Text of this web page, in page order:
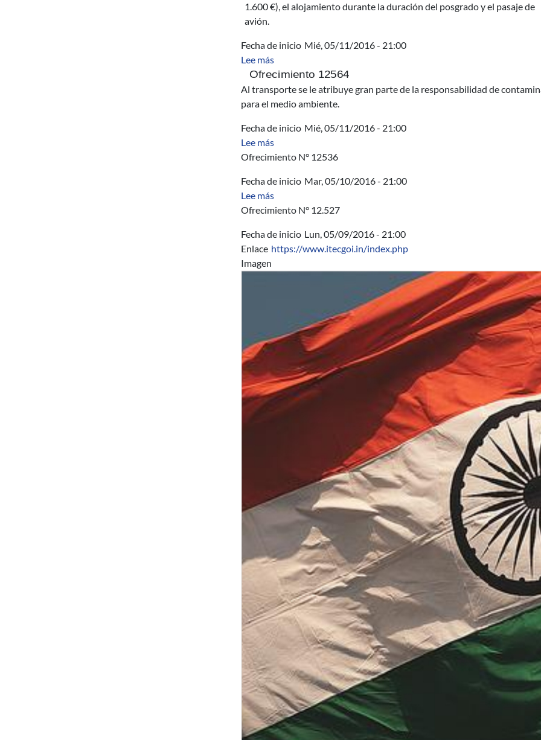
1.600 €), el alojamiento durante la duración del posgrado y el pasaje de
avión.
Fecha de inicio Mié, 05/11/2016 - 21:00
Lee mássobre AUCI - Sistemas de Transporte Urbano Sostenibles -
Ofrecimiento 12564
Al transporte se le atribuye gran parte de la responsabilidad de
para el medio ambiente.
Fecha de inicio Mié, 05/11/2016 - 21:00
Lee mássobre AUCI - IPD Programa Académico 2016 en Suiza
Ofrecimiento N° 12536
Fecha de inicio Mar, 05/10/2016 - 21:00
Lee mássobre AUCI - INFOCOMM Media Executive Programme -
Ofrecimiento N° 12.527
Fecha de inicio Lun, 05/09/2016 - 21:00
Enlace https://www.itecgoi.in/index.php
Imagen